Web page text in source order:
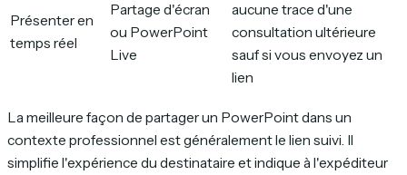
Présenter en
temps réel
Partage d'écran
ou PowerPoint
Live
aucune trace d'une
consultation ultérieure
sauf si vous envoyez un
lien
La meilleure façon de partager un PowerPoint dans un
contexte professionnel est généralement le lien suivi. Il
simplifie l'expérience du destinataire et indique à l'expéditeur